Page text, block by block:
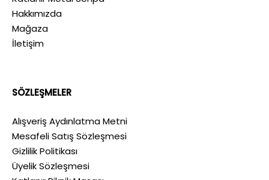
Hakkımızda
Mağaza
İletişim
SÖZLEŞMELER
Alışveriş Aydınlatma Metni
Mesafeli Satış Sözleşmesi
Gizlilik Politikası
Üyelik Sözleşmesi